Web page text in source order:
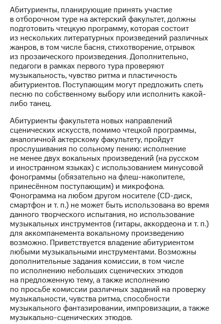
Регистратор
Реквизиты
Контакты
развитие
деловая этика
На главную
Абитуриенты, планирующие принять участие
в отборочном туре на актерский факультет, должны
подготовить чтецкую программу, которая состоит
из нескольких литературных произведений различных
жанров, в том числе басня, стихотворение, отрывок
из прозаического произведения. Дополнительно,
педагоги в рамках первого тура проверяют
музыкальность, чувство ритма и пластичность
абитуриентов. Поступающим могут предложить спеть
песню по собственному выбору или исполнить какой-
либо танец.
Абитуриенты факультета новых направлений
сценических искусств, помимо чтецкой программы,
аналогичной актерскому факультету, пройдут
прослушивания по сольному пению: исполнение
не менее двух вокальных произведений (на русском
и иностранном языках) с использованием минусовой
фонограммы (обязательно на флеш-накопителе,
принесённом поступающим) и микрофона.
Фонограмма на любом другом носителе (СD-диск,
смартфон и т. п.) не может быть использована во время
данного творческого испытания, но использование
музыкальных инструментов (гитары, аккордеона и т. п.)
для аккомпанемента вокальному произведению
возможно. Приветствуется владение абитуриентом
любыми музыкальными инструментами. Возможны
дополнительные задания комиссии, в том числе
по исполнению небольших сценических этюдов
на предложенную тему, а также исполнению
по просьбе комиссии различных заданий на проверку
музыкальности, чувства ритма, способности
музыкального фантазировании, импровизации, а также
музыкально-сценических этюдов.